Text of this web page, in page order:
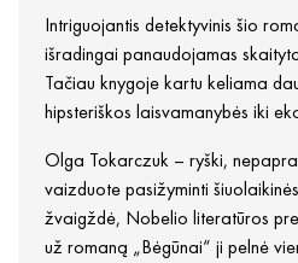
Intriguojantis detektyvinis šio
išradingai panaudojamas
Tačiau knygoje kartu keliama
hipsteriškos laisvamanybės iki
Olga Tokarczuk – ryški,
vaizduote pasižyminti
žvaigždė, Nobelio literatūros
už romaną „Bėgūnai“ ji pelnė